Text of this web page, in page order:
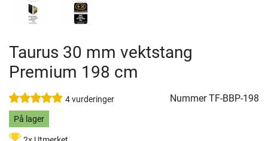
Taurus 30 mm vektstang
Premium 198 cm
4 vurderinger NummerTF-BBP-198
På lager